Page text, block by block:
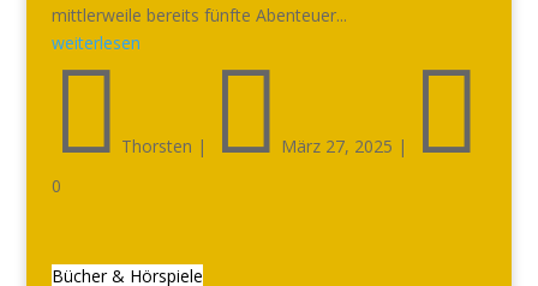
mittlerweile bereits fünfte Abenteuer...
weiterlesen
 Thorsten |  März 27, 2025 | 
0
Bücher & Hörspiele